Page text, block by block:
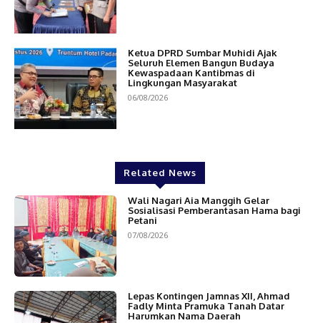
Ketua DPRD Sumbar Muhidi Ajak
Seluruh Elemen Bangun Budaya
Kewaspadaan Kantibmas di
Lingkungan Masyarakat
06/08/2026
Related News
Wali Nagari Aia Manggih Gelar
Sosialisasi Pemberantasan Hama bagi
Petani
07/08/2026
Lepas Kontingen Jamnas XII, Ahmad
Fadly Minta Pramuka Tanah Datar
Harumkan Nama Daerah